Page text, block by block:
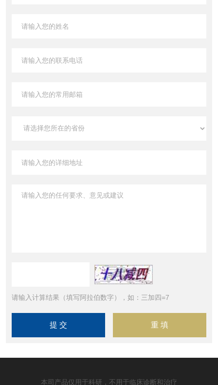
请输入计算结果（填写阿拉伯数字），如：三加四=7
本司产品仅用于科研，不用于临床诊断和治疗